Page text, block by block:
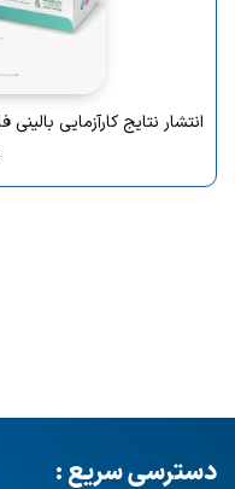
دسترسی سریع :